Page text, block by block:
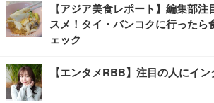
【アジア美食レポート】編集部
スメ！タイ・バンコクに行ったら
ェック
【エンタメRBB】注目の人にイ